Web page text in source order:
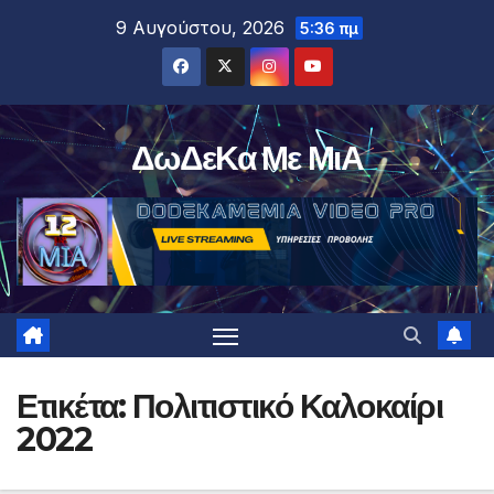
9 Αυγούστου, 2026 5:36 πμ
ΔωΔεΚα Με ΜιΑ
Ετικέτα: Πολιτιστικό Καλοκαίρι
2022